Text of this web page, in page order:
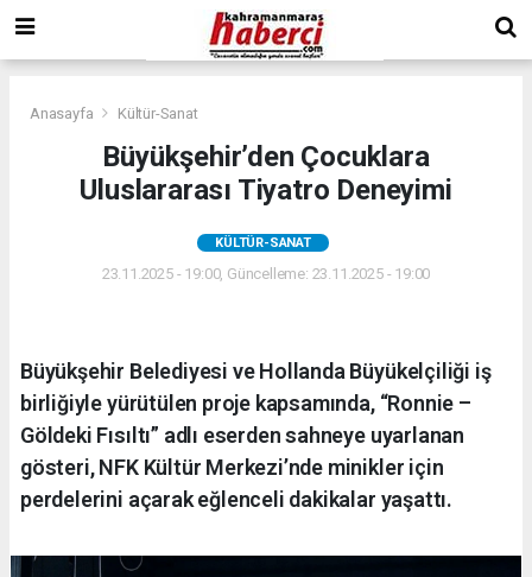
Anasayfa Kültür-Sanat
Büyükşehir’den Çocuklara
Uluslararası Tiyatro Deneyimi
KÜLTÜR-SANAT
23.11.2025 - 19:00, Güncelleme: 23.11.2025 - 19:00
Büyükşehir Belediyesi ve Hollanda Büyükelçiliği iş
birliğiyle yürütülen proje kapsamında, “Ronnie –
Göldeki Fısıltı” adlı eserden sahneye uyarlanan
gösteri, NFK Kültür Merkezi’nde minikler için
perdelerini açarak eğlenceli dakikalar yaşattı.